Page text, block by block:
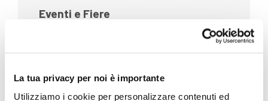
La tua privacy per noi è importante
Utilizziamo i cookie per personalizzare contenuti ed
Eventi e Fiere
In evidenza